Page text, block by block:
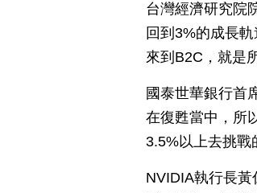
台灣經濟研究院
回到3%的成長
來到B2C，就是
國泰世華銀行首
在復甦當中，所
3.5%以上去挑戰
NVIDIA執行長黃